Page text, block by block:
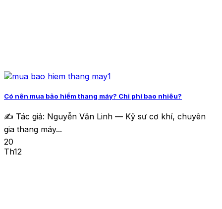
Có nên mua bảo hiểm thang máy? Chi phí bao nhiêu?
✍️ Tác giả: Nguyễn Văn Linh — Kỹ sư cơ khí, chuyên
gia thang máy...
20
Th12